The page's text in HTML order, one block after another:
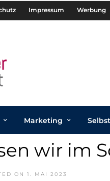
Impressum Werbung
Marketing
wir im
ON 1. MAI 2023